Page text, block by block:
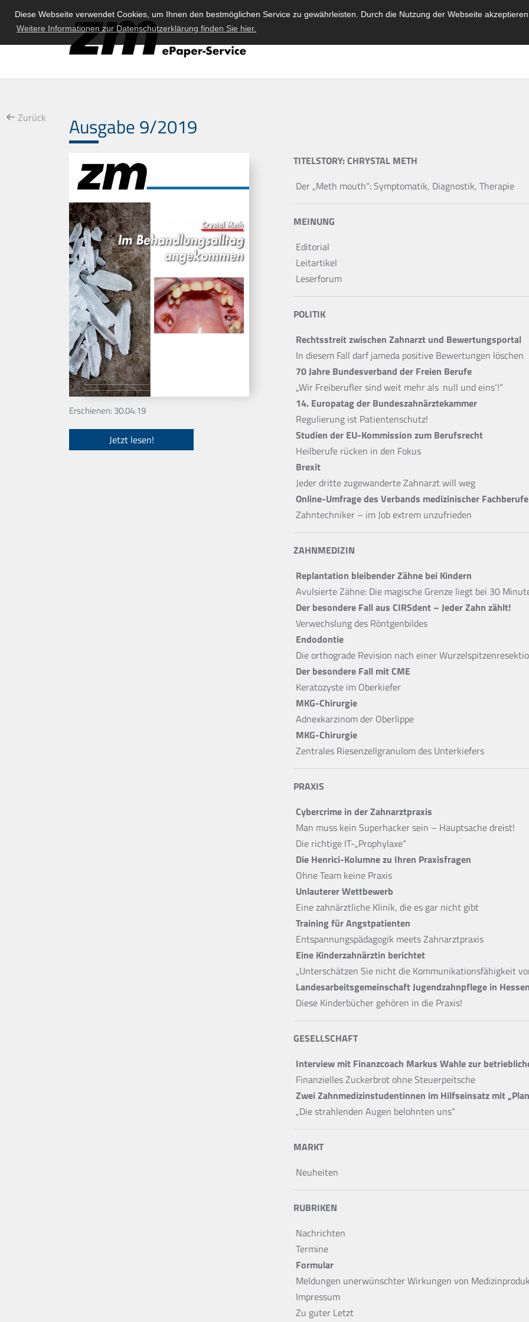
Diese Webseite verwendet Cookies, um Ihnen den bestmöglichen Service zu gewährleisten. Durch die Nutzung der Webseite
Weitere Informationen zur Datenschutzerklärung finden Sie hier.
Ausgabe 9/2019
Zurück
Erschienen: 30.04.19
Jetzt lesen!
TITELSTORY: CHRYSTAL METH
Der „Meth mouth“: Symptomatik, Diagnostik, Therapie
MEINUNG
Editorial
Leitartikel
Leserforum
POLITIK
Rechtsstreit zwischen Zahnarzt und Bewertungsportal
In diesem Fall darf jameda positive Bewertungen löschen
70 Jahre Bundesverband der Freien Berufe
„Wir Freiberufler sind weit mehr als ‚null und eins‘!“
14. Europatag der Bundeszahnärztekammer
Regulierung ist Patientenschutz!
Studien der EU-Kommission zum Berufsrecht
Heilberufe rücken in den Fokus
Brexit
Jeder dritte zugewanderte Zahnarzt will weg
Online-Umfrage des Verbands medizinischer Fachberufe
Zahntechniker – im Job extrem unzufrieden
ZAHNMEDIZIN
Replantation bleibender Zähne bei Kindern
Avulsierte Zähne: Die magische Grenze liegt bei 30
Der besondere Fall aus CIRSdent – Jeder Zahn zählt!
Verwechslung des Röntgenbildes
Endodontie
Die orthograde Revision nach einer
Der besondere Fall mit CME
Keratozyste im Oberkiefer
MKG-Chirurgie
Adnexkarzinom der Oberlippe
MKG-Chirurgie
Zentrales Riesenzellgranulom des Unterkiefers
PRAXIS
Cybercrime in der Zahnarztpraxis
Man muss kein Superhacker sein – Hauptsache dreist!
Die richtige IT-„Prophylaxe“
Die Henrici-Kolumne zu Ihren Praxisfragen
Ohne Team keine Praxis
Unlauterer Wettbewerb
Eine zahnärztliche Klinik, die es gar nicht gibt
Training für Angstpatienten
Entspannungspädagogik meets Zahnarztpraxis
Eine Kinderzahnärztin berichtet
„Unterschätzen Sie nicht die Kommunikationsfähigkeit
Landesarbeitsgemeinschaft Jugendzahnpflege in Hessen
Diese Kinderbücher gehören in die Praxis!
GESELLSCHAFT
Interview mit Finanzcoach Markus Wahle zur
Finanzielles Zuckerbrot ohne Steuerpeitsche
Zwei Zahnmedizinstudentinnen im Hilfseinsatz mit
„Die strahlenden Augen belohnten uns“
MARKT
Neuheiten
RUBRIKEN
Nachrichten
Termine
Formular
Meldungen unerwünschter Wirkungen von
Impressum
Zu guter Letzt